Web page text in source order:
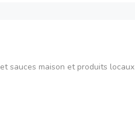
sauces maison et produits locaux